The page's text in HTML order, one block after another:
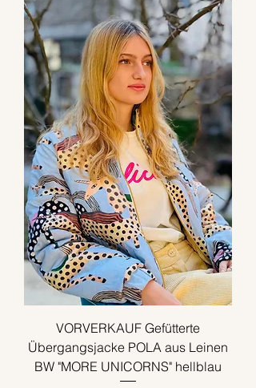
VORVERKAUF Gefütterte
Übergangsjacke POLA aus Leinen
BW "MORE UNICORNS" hellblau